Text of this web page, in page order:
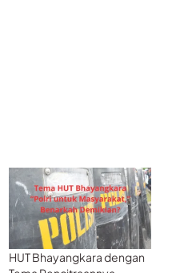
HUT Bhayangkara dengan